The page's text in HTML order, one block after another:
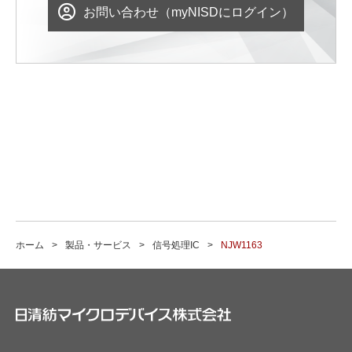
お問い合わせ（myNISDにログイン）
ホーム 製品・サービス 信号処理IC NJW1163